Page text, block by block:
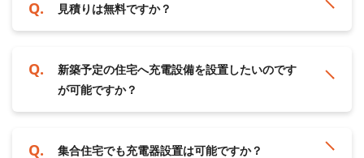
見積りは無料ですか？
新築予定の住宅へ充電設備を設置したいのです
が可能ですか？
集合住宅でも充電器設置は可能ですか？